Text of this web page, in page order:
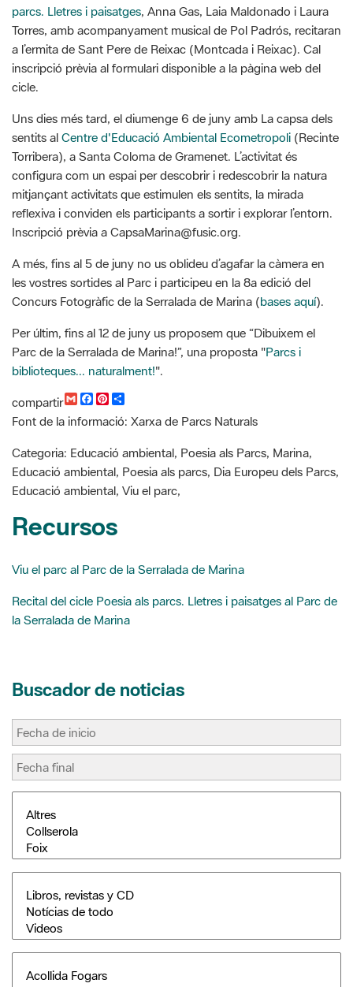
inscripció prèvia al formulari disponible a la pàgina web del
cicle.
Uns dies més tard, el diumenge 6 de juny amb La capsa dels
sentits al
Centre d'Educació Ambiental Ecometropoli
configura com un espai per descobrir i redescobrir la natura
mitjançant activitats que estimulen els sentits, la mirada
reflexiva i conviden els participants a sortir i explorar l’entorn.
Inscripció prèvia a CapsaMarina@fusic.org.
A més, fins al 5 de juny no us oblideu d’agafar la càmera en
les vostres sortides al Parc i participeu en la 8a edició del
Concurs Fotogràfic de la Serralada de Marina (
Per últim, fins al 12 de juny us proposem que “Dibuixem el
Parc de la Serralada de Marina!”, una proposta "
biblioteques... naturalment!
compartir
G
m
i
F
a
c
e
b
o
o
k
P
i
n
t
e
r
e
s
C
o
m
p
t
i
Font de la informació: Xarxa de Parcs Naturals
Categoria: Educació ambiental, Poesia als Parcs, Marina,
Educació ambiental, Poesia als parcs, Dia Europeu dels Parcs,
Recursos
la Serralada de Marina